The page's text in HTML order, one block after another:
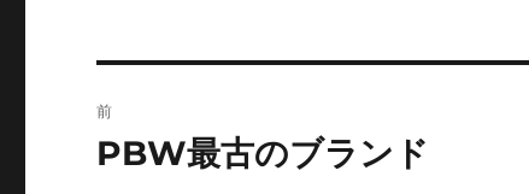
稿
前
前
PBW最古のブランド